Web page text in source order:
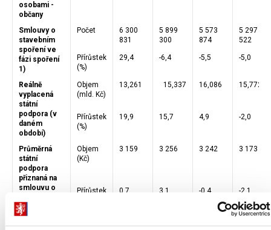
osobami -
občany
Smlouvy o
stavebním
spoření ve
fázi spoření
1)
Počet
6 300
831
5 899
300
5 573
874
5 297
522
Přírůstek
(%)
29,4 -6,4 -5,5 -5,0
Reálně
vyplacená
státní
podpora (v
daném
období)
Objem
(mld. Kč)
13,261 15,337 16,086 15,772
Přírůstek
(%)
19,9 15,7 4,9 -2,0
Průměrná
státní
podpora
přiznaná na
smlouvu o
spoření za
příslušný rok
Objem
(Kč)
3 159 3 256 3 242 3 173
Přírůstek
0,7 3,1 -0,4 -2,1